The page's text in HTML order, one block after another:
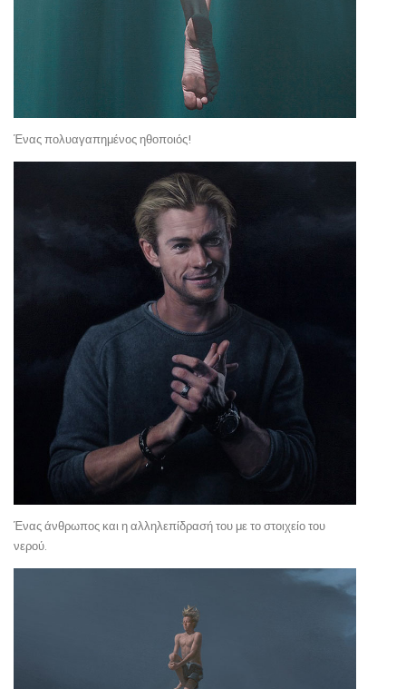
Ένας πολυαγαπημένος ηθοποιός!
Ένας άνθρωπος και η αλληλεπίδρασή του με το στοιχείο του
νερού.